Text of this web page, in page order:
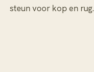
steun voor kop en rug.